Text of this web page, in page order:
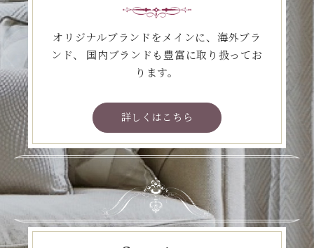
オリジナルブランドをメインに、海外ブラ
ンド、
国内ブランドも豊富に取り扱ってお
ります。
詳しくはこちら